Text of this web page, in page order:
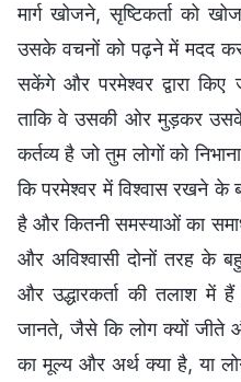
मार्ग खोजने, सृष्टिकर्ता को
उसके वचनों को पढ़ने में मदद
सकेंगे और परमेश्वर द्वारा
ताकि वे उसकी ओर मुड़कर
कर्तव्य है जो तुम लोगों को
कि परमेश्वर में विश्वास रखने के
है और कितनी समस्याओं का
और अविश्वासी दोनों तरह के
और उद्धारकर्ता की तलाश में
जानते, जैसे कि लोग क्यों जीते
का मूल्य और अर्थ क्या है, या